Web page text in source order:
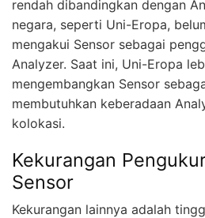
rendah dibandingkan dengan
negara, seperti Uni-Eropa,
mengakui Sensor sebagai
Analyzer. Saat ini, Uni-Eropa
mengembangkan Sensor
membutuhkan keberadaan
kolokasi.
Kekurangan
Sensor
Kekurangan lainnya adalah